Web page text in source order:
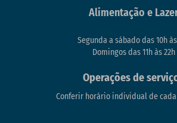
Alimentação e
Segunda a sábado das 10h
Domingos das 11h às 22h
Operações de
Conferir horário individual de cada